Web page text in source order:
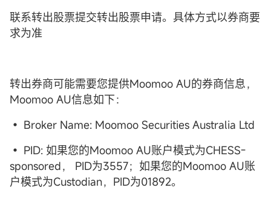
联系转出股票提交转出股票申请。具体方式以券商要
求为准
转出券商可能需要您提供Moomoo AU的券商信息，
Moomoo AU信息如下：
• Broker Name: Moomoo Securities Australia Ltd
• PID: 如果您的Moomoo AU账户模式为CHESS-
sponsored， PID为3557；如果您的Moomoo AU账
户模式为Custodian，PID为01892。